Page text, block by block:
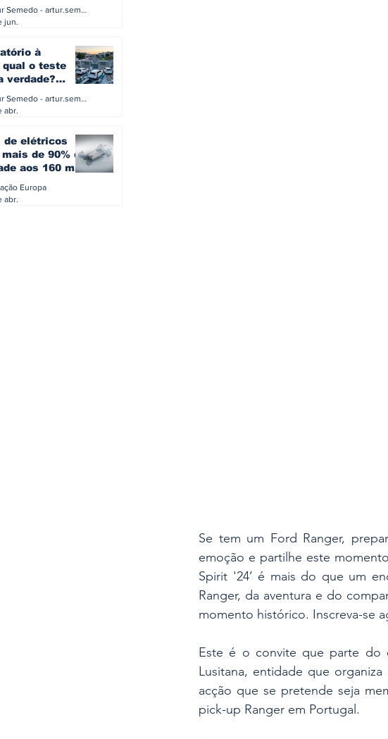
Artur Semedo - artur.semedo@publiracing.pt
jun.
à
qual o teste
verdade?
Artur Semedo - artur.semedo@publiracing.pt
abr.
de elétricos
de 90% da
aos 160 mil
Europa
abr.
Se tem um Ford Ranger,
emoção e partilhe este
Spirit '24’ é mais do que um
Ranger, da aventura e do
momento histórico. Inscreva-se
Este é o convite que parte do
Lusitana, entidade que
acção que se pretende seja
pick-up Ranger em Portugal.